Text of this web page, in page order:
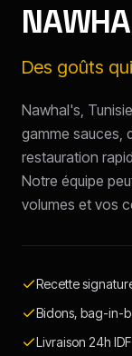
Des goûts
Nawhal's,
gamme sauces,
restauration
Notre équipe
volumes et vos
Recette
Bidons, bag-in-
Livraison 24h